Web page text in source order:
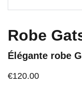
Robe
Élégante robe
€120.00